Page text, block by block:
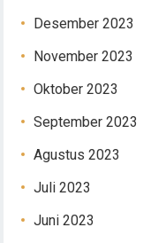
Desember 2023
November 2023
Oktober 2023
September 2023
Agustus 2023
Juli 2023
Juni 2023